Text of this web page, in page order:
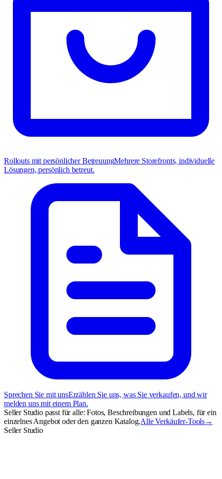
Rollouts mit persönlicher BetreuungMehrere Storefronts, individuelle
Lösungen, persönlich betreut.
Sprechen Sie mit unsErzählen Sie uns, was Sie verkaufen, und wir
melden uns mit einem Plan.
Seller Studio passt für alle: Fotos, Beschreibungen und Labels, für ein
einzelnes Angebot oder den ganzen Katalog.Alle Verkäufer-Tools→
Seller Studio